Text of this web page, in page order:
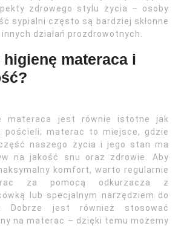
zdrowego stylu życia – osoby
sypialni często są bardziej skłonne
działań prozdrowotnych.
materaca i
materaca jest równie istotne jak
pościeli; materac to miejsce, gdzie
naszego życia i jego stan ma
na jakość snu oraz zdrowie. Aby
komfort, warto regularnie
za pomocą odkurzacza z
lub specjalnym narzędziem do
Dobrze jest również stosować
na materac – dzięki temu możemy